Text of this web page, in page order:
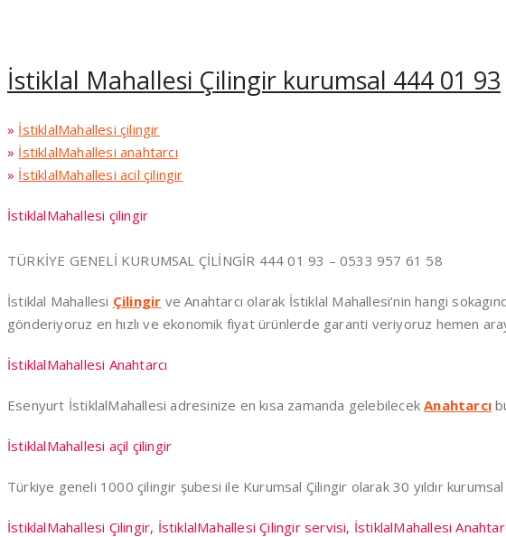
İstiklal Mahallesi Çilingir kurumsal 444 01 93
» İstiklalMahallesi çilingir
» İstiklalMahallesi anahtarcı
» İstiklalMahallesi acil çilingir
İstiklalMahallesi çilingir
TÜRKİYE GENELİ KURUMSAL ÇİLİNGİR 444 01 93 – 0533 957 61 58
İstiklal Mahallesi Çilingir ve Anahtarcı olarak İstiklal Mahallesi’nin hangi
gönderiyoruz en hızlı ve ekonomik fiyat ürünlerde garanti veriyoruz hemen
İstiklalMahallesi Anahtarcı
Esenyurt İstiklalMahallesi adresinize en kısa zamanda gelebilecekAnahtarcı
İstiklalMahallesi açil çilingir
Türkiye geneli 1000 çilingir şubesi ile Kurumsal Çilingir olarak 30 yıldır
İstiklalMahallesi Çilingir, İstiklalMahallesi Çilingir servisi, İstiklalMahallesi